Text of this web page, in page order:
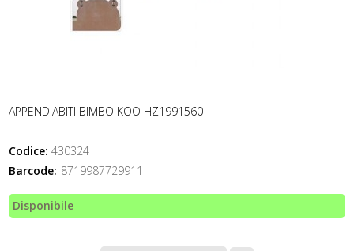
APPENDIABITI BIMBO KOO HZ1991560
Codice: 430324
Barcode: 8719987729911
Disponibile